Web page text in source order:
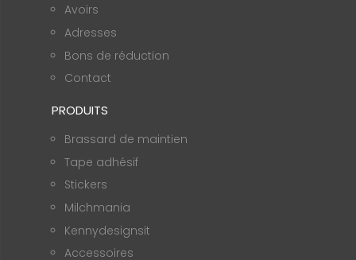
Avoirs
Adresses
Bons de réduction
Contact
PRODUITS
Brassard de maintien
Tape adhésif
Stickers
Milchmania
Kennydesignsit
Accessoires